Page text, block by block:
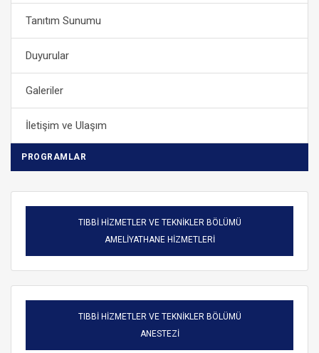
Tanıtım Sunumu
Duyurular
Galeriler
İletişim ve Ulaşım
PROGRAMLAR
TIBBİ HİZMETLER VE TEKNİKLER BÖLÜMÜ
AMELİYATHANE HİZMETLERİ
TIBBİ HİZMETLER VE TEKNİKLER BÖLÜMÜ
ANESTEZİ